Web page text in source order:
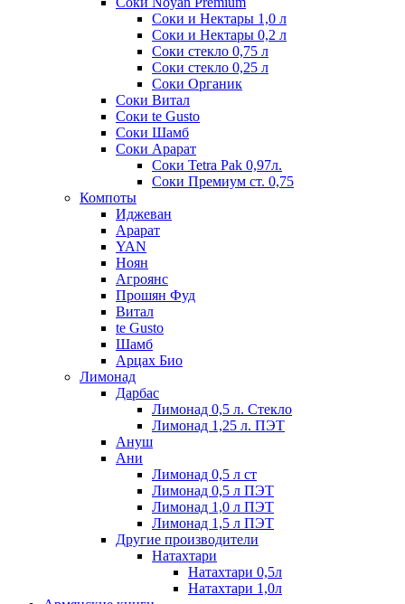
Соки и Нектары 1,0 л
Соки и Нектары 0,2 л
Соки стекло 0,75 л
Соки стекло 0,25 л
Соки Органик
Соки Витал
Соки te Gusto
Соки Шамб
Соки Арарат
Соки Tetra Pak 0,97л.
Соки Премиум ст. 0,75
Компоты
Иджеван
Арарат
YAN
Ноян
Агроянс
Прошян Фуд
Витал
te Gusto
Шамб
Арцах Био
Лимонад
Дарбас
Лимонад 0,5 л. Стекло
Лимонад 1,25 л. ПЭТ
Ануш
Ани
Лимонад 0,5 л ст
Лимонад 0,5 л ПЭТ
Лимонад 1,0 л ПЭТ
Лимонад 1,5 л ПЭТ
Другие производители
Натахтари
Натахтари 0,5л
Натахтари 1,0л